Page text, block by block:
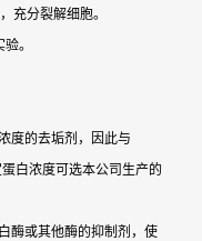
充分裂解细胞。
。
度的去垢剂，因此与
白浓度可选本公司生产的
酶或其他酶的抑制剂，使